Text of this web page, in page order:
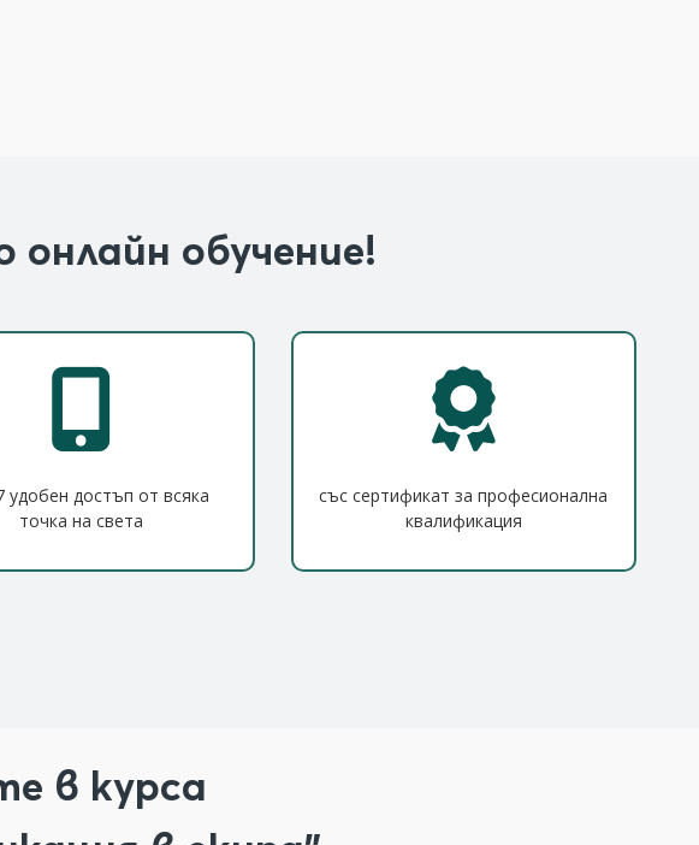
онлайн обучение!
удобен достъп от всяка
точка на света
със сертификат за професионална
квалификация
в курса